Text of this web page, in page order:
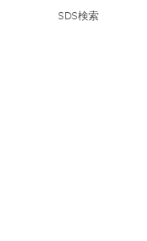
SDS検索